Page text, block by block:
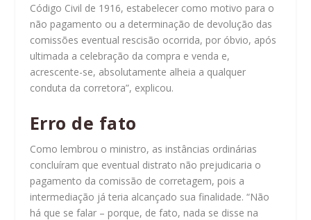
Código Civil de 1916, estabelecer como motivo para o
não pagamento ou a determinação de devolução das
comissões eventual rescisão ocorrida, por óbvio, após
ultimada a celebração da compra e venda e,
acrescente-se, absolutamente alheia a qualquer
conduta da corretora”, explicou.
Erro de ​​fato
Como lembrou o ministro, as instâncias ordinárias
concluíram que eventual distrato não prejudicaria o
pagamento da comissão de corretagem, pois a
intermediação já teria alcançado sua finalidade. “Não
há que se falar – porque, de fato, nada se disse na